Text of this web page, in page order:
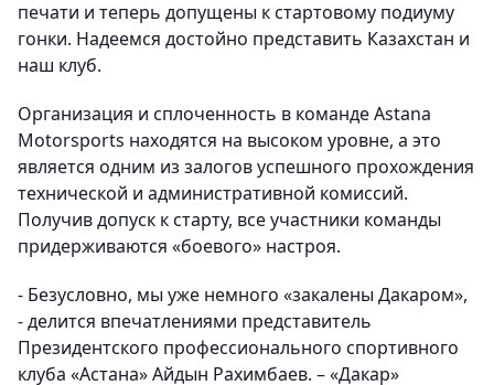
печати и теперь допущены к стартовому подиуму
гонки. Надеемся достойно представить Казахстан и
наш клуб.
Организация и сплоченность в команде Astana
Motorsports находятся на высоком уровне, а это
является одним из залогов успешного прохождения
технической и административной комиссий.
Получив допуск к старту, все участники команды
придерживаются «боевого» настроя.
- Безусловно, мы уже немного «закалены Дакаром»,
- делится впечатлениями представитель
Президентского профессионального спортивного
клуба «Астана» Айдын Рахимбаев. – «Дакар»